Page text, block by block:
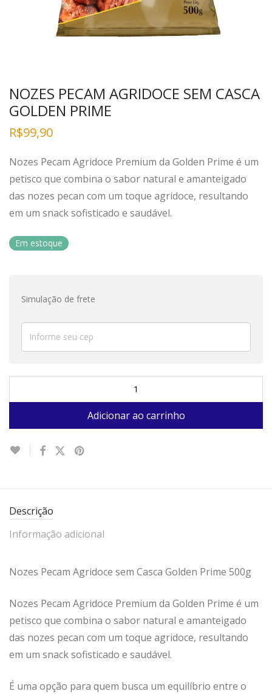
NOZES PECAM AGRIDOCE SEM CASCA
GOLDEN PRIME
R$99,90
Nozes Pecam Agridoce Premium da Golden Prime é um
petisco que combina o sabor natural e amanteigado
das nozes pecan com um toque agridoce, resultando
em um snack sofisticado e saudável.
Em estoque
Simulação de frete
Adicionar ao carrinho
Descrição
Informação adicional
Nozes Pecam Agridoce sem Casca Golden Prime 500g
Nozes Pecam Agridoce Premium da Golden Prime é um
petisco que combina o sabor natural e amanteigado
das nozes pecan com um toque agridoce, resultando
em um snack sofisticado e saudável.
É uma opção para quem busca um equilíbrio entre o